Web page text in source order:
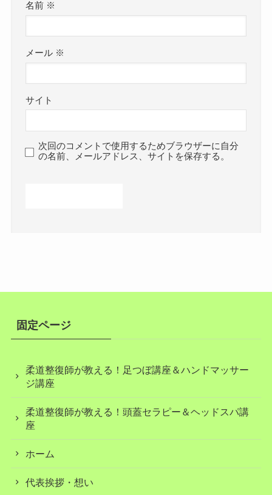
名前 ※
メール ※
サイト
次回のコメントで使用するためブラウザーに自分
の名前、メールアドレス、サイトを保存する。
固定ページ
柔道整復師が教える！足つぼ講座＆ハンドマッサー
ジ講座
柔道整復師が教える！頭蓋セラピー＆ヘッドスパ講
座
ホーム
代表挨拶・想い